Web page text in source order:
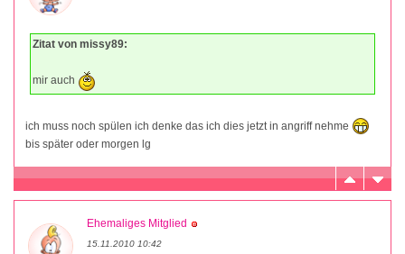
Zitat von missy89:
mir auch
ich muss noch spülen ich denke das ich dies jetzt in angriff nehme
bis später oder morgen lg
Ehemaliges Mitglied
15.11.2010 10:42